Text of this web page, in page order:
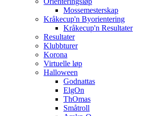
Mossemesterskap
Kråkecup'n Byorientering
Kråkecup'n Resultater
Resultater
Klubbturer
Korona
Virtuelle løp
Halloween
Godnattas
ElgOn
ThOmas
Småtroll